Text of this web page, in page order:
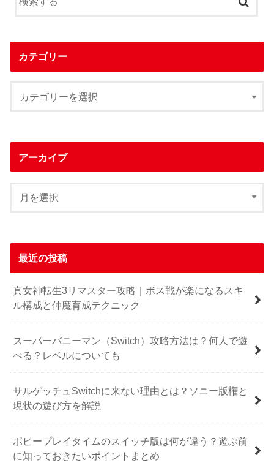
カテゴリー
アーカイブ
最近の投稿
真女神転生3リマスター攻略｜ボス戦が楽になるスキ
ル構成と仲魔育成テクニック
スーパーバニーマン（Switch）攻略方法は？何人で遊
べる？レベルについても
サルゲッチュSwitchに来ない理由とは？ソニー版権と
現状の遊び方を解説
ポピープレイタイムのスイッチ版は何が違う？遊ぶ前
に知っておきたいポイントまとめ